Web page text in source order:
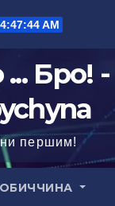
4:47:45 AM
Бро! -
першим!